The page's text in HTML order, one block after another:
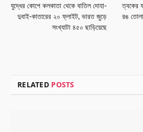
যুদ্ধের কোপে কলকাতা থেকে বাতিল দোহা-
দুবাই-কাতারের ২০ ফ্লাইট, ভারত জুড়ে
সংখ্যাটা ৪৫০ ছাড়িয়েছে
ত্বকের
রঙ
RELATED POSTS